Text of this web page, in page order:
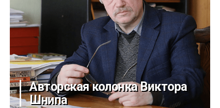
Авторская колонка Виктора
Шнипа